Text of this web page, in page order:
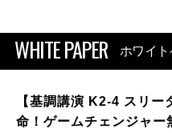
WHITE PAPER ホワイ
【基調講演 K2-4 スリー
命！ゲームチェンジャー